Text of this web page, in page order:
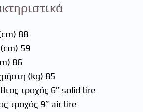
88
59
86
(kg) 85
τροχός 6″ solid tire
τροχός 9″ air tire